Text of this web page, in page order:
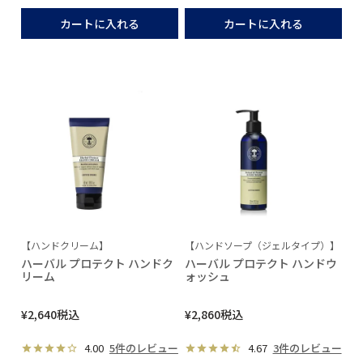
カートに入れる カートに入れる
【ハンドクリーム】
ハーバル プロテクト ハンドク
リーム
¥2,640税込
4.00 5件のレビュー
【ハンドソープ（ジェルタイプ）】
ハーバル プロテクト ハンドウ
ォッシュ
¥2,860税込
4.67 3件のレビュー